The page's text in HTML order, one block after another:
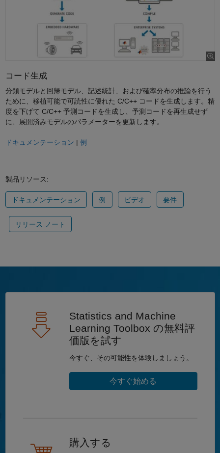
コード生成
分類モデルと回帰モデル、記述統計、および確率分布の推論を行う
ために、移植可能で可読性に優れた C/C++ コードを生成します。精
度を下げて C/C++ 予測コードを生成し、予測コードを再生成せず
に、展開済みモデルのパラメーターを更新します。
ドキュメンテーション | 例
製品リソース:
ドキュメンテーション 例 ビデオ 要件
リリース ノート
Statistics and Machine
Learning Toolbox の無料評
価版を試す
今すぐ、その可能性を体験しましょう。
今すぐ始める
購入する